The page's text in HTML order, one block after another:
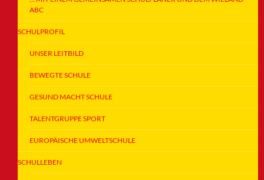
ABC
SCHULPROFIL
UNSER LEITBILD
BEWEGTE SCHULE
GESUND MACHT SCHULE
TALENTGRUPPE SPORT
EUROPÄISCHE UMWELTSCHULE
SCHULLEBEN